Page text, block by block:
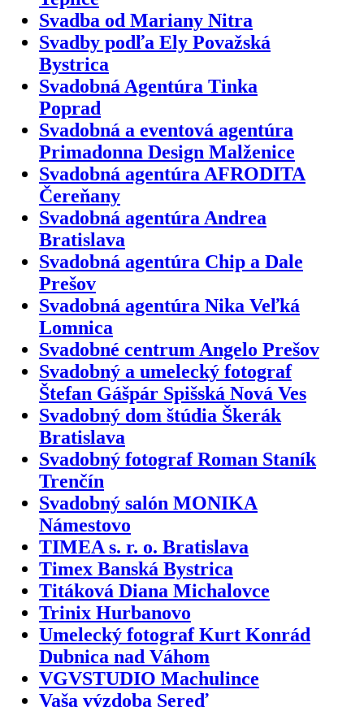
Svadba od Mariany Nitra
Svadby podľa Ely Považská
Bystrica
Svadobná Agentúra Tinka
Poprad
Svadobná a eventová agentúra
Primadonna Design Malženice
Svadobná agentúra AFRODITA
Čereňany
Svadobná agentúra Andrea
Bratislava
Svadobná agentúra Chip a Dale
Prešov
Svadobná agentúra Nika Veľká
Lomnica
Svadobné centrum Angelo Prešov
Svadobný a umelecký fotograf
Štefan Gášpár Spišská Nová Ves
Svadobný dom štúdia Škerák
Bratislava
Svadobný fotograf Roman Staník
Trenčín
Svadobný salón MONIKA
Námestovo
TIMEA s. r. o. Bratislava
Timex Banská Bystrica
Titáková Diana Michalovce
Trinix Hurbanovo
Umelecký fotograf Kurt Konrád
Dubnica nad Váhom
VGVSTUDIO Machulince
Vaša výzdoba Sereď